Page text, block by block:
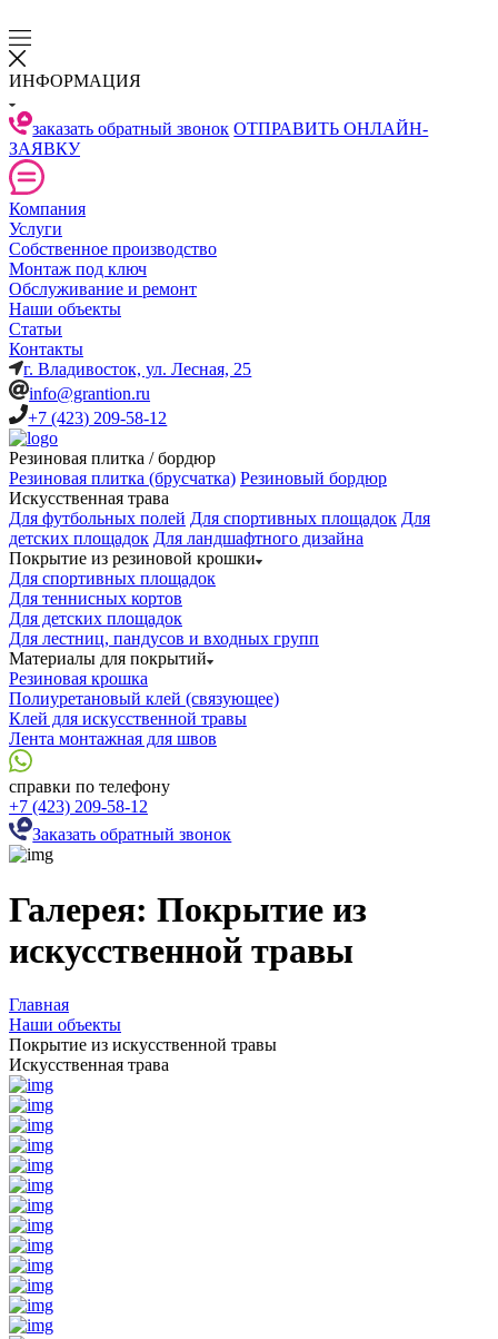
ИНФОРМАЦИЯ
заказать обратный звонок ОТПРАВИТЬ ОНЛАЙН-
ЗАЯВКУ
Компания
Услуги
Собственное производство
Монтаж под ключ
Обслуживание и ремонт
Наши объекты
Статьи
Контакты
г. Владивосток, ул. Лесная, 25
info@grantion.ru
+7 (423) 209-58-12
Резиновая плитка / бордюр
Резиновая плитка (брусчатка) Резиновый бордюр
Искусственная трава
Для футбольных полей Для спортивных площадок Для
детских площадок Для ландшафтного дизайна
Покрытие из резиновой крошки
Для спортивных площадок
Для теннисных кортов
Для детских площадок
Для лестниц, пандусов и входных групп
Материалы для покрытий
Резиновая крошка
Полиуретановый клей (связующее)
Клей для искусственной травы
Лента монтажная для швов
справки по телефону
+7 (423) 209-58-12
Заказать обратный звонок
Галерея: Покрытие из
искусственной травы
Главная
Наши объекты
Покрытие из искусственной травы
Искусственная трава